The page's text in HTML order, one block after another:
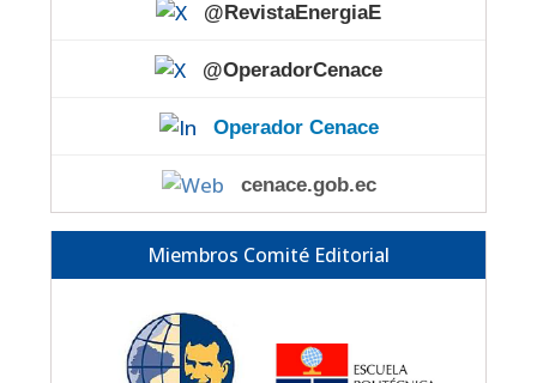
@RevistaEnergiaE
@OperadorCenace
Operador Cenace
cenace.gob.ec
Miembros Comité Editorial